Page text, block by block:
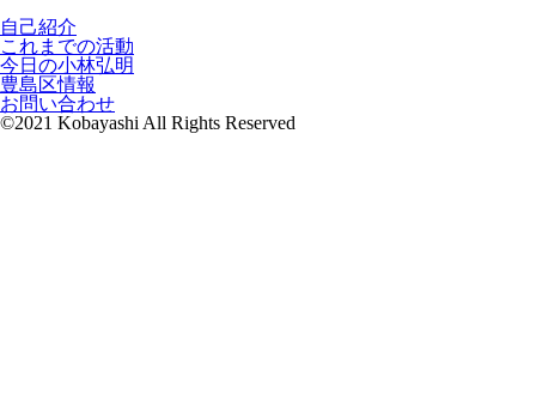
自己紹介
これまでの活動
今日の小林弘明
豊島区情報
お問い合わせ
©2021 Kobayashi All Rights Reserved